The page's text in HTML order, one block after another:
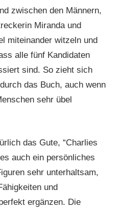
zwischen den Männern,
Miranda und
miteinander witzeln und
alle fünf Kandidaten
sind. So zieht sich
das Buch, auch wenn
sehr übel
das Gute, “Charlies
auch ein persönliches
sehr unterhaltsam,
und
ergänzen. Die